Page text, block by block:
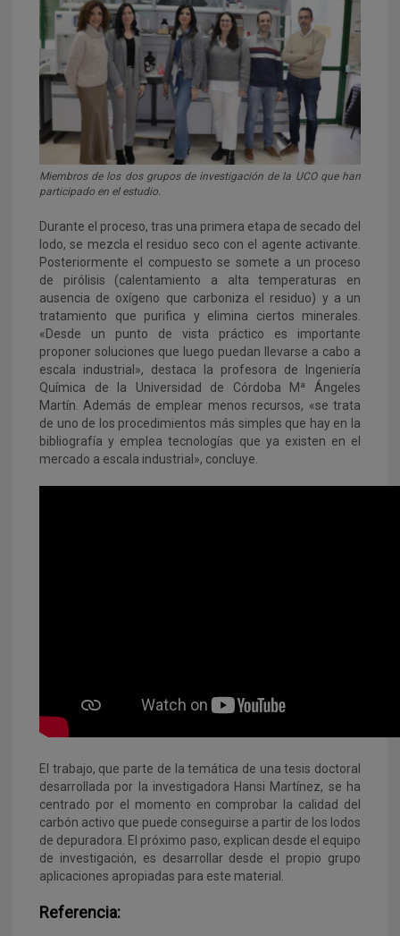
Miembros de los dos grupos de investigación de la UCO que han
participado en el estudio.
Durante el proceso, tras una primera etapa de secado del
lodo, se mezcla el residuo seco con el agente activante.
Posteriormente el compuesto se somete a un proceso
de pirólisis (calentamiento a alta temperaturas en
ausencia de oxígeno que carboniza el residuo) y a un
tratamiento que purifica y elimina ciertos minerales.
«Desde un punto de vista práctico es importante
proponer soluciones que luego puedan llevarse a cabo a
escala industrial», destaca la profesora de Ingeniería
Química de la Universidad de Córdoba Mª Ángeles
Martín. Además de emplear menos recursos, «se trata
de uno de los procedimientos más simples que hay en la
bibliografía y emplea tecnologías que ya existen en el
mercado a escala industrial», concluye.
El trabajo, que parte de la temática de una tesis doctoral
desarrollada por la investigadora Hansi Martínez, se ha
centrado por el momento en comprobar la calidad del
carbón activo que puede conseguirse a partir de los lodos
de depuradora. El próximo paso, explican desde el equipo
de investigación, es desarrollar desde el propio grupo
aplicaciones apropiadas para este material.
Referencia: